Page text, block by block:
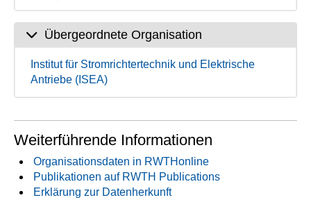
Übergeordnete Organisation
Institut für Stromrichtertechnik und Elektrische
Antriebe (ISEA)
Weiterführende Informationen
Organisationsdaten in RWTHonline
Publikationen auf RWTH Publications
Erklärung zur Datenherkunft